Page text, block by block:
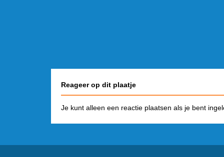
Reageer op dit plaatje
Je kunt alleen een reactie plaatsen als je bent